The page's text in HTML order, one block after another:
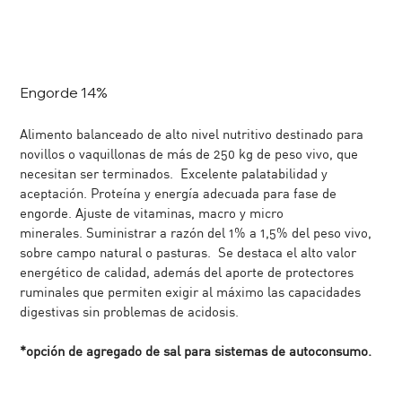
Engorde 14%
Alimento balanceado de alto nivel nutritivo destinado para
novillos o vaquillonas de más de 250 kg de peso vivo, que
necesitan ser terminados. Excelente palatabilidad y
aceptación. Proteína y energía adecuada para fase de
engorde. Ajuste de vitaminas, macro y micro
minerales. Suministrar a razón del 1% a 1,5% del peso vivo,
sobre campo natural o pasturas. Se destaca el alto valor
energético de calidad, además del aporte de protectores
ruminales que permiten exigir al máximo las capacidades
digestivas sin problemas de acidosis.
*opción de agregado de sal para sistemas de autoconsumo.